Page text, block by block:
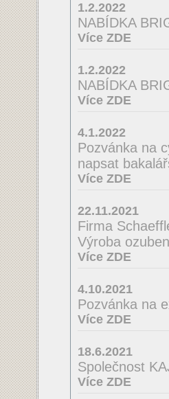
1.2.2022
NABÍDKA
Více ZDE
1.2.2022
NABÍDKA
Více ZDE
4.1.2022
Pozvánka na
napsat
Více ZDE
22.11.2021
Firma
Výroba
Více ZDE
4.10.2021
Pozvánka na
Více ZDE
18.6.2021
Společnost
Více ZDE